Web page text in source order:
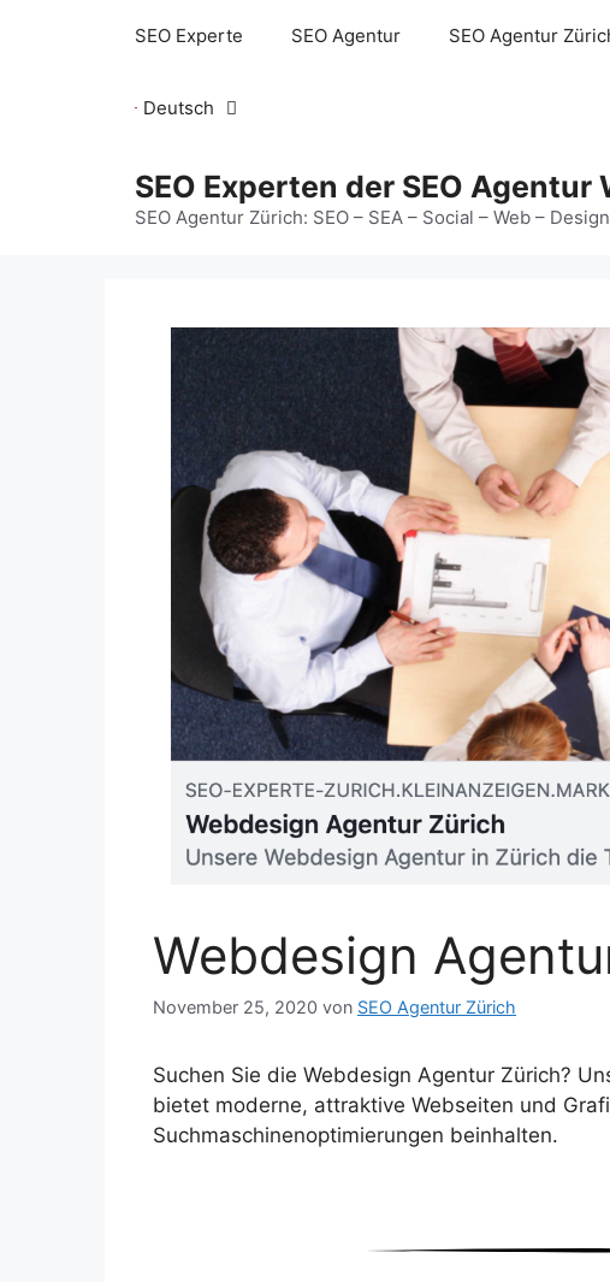
SEO Experte SEO Agentur SEO Agentur
Deutsch
SEO Experten der SEO
SEO Agentur Zürich: SEO – SEA – Social – Web –
Webdesign
November 25, 2020 von SEO Agentur Zürich
Suchen Sie die Webdesign Agentur Zürich?
bietet moderne, attraktive Webseiten und
Suchmaschinenoptimierungen beinhalten.